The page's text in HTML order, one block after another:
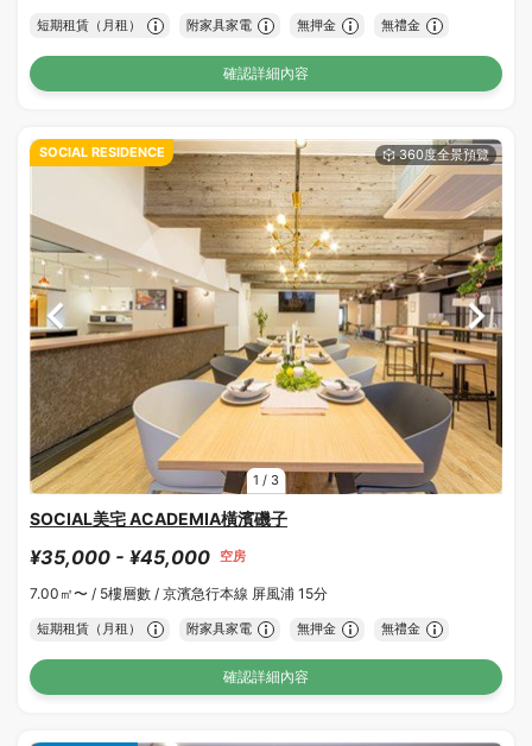
短期租賃（月租） 附家具家電 無押金 無禮金
確認詳細內容
1 / 3
SOCIAL RESIDENCE
SOCIAL美宅 ACADEMIA橫濱磯子
¥35,000 - ¥45,000 空房
7.00㎡〜 / 5樓層數 / 京濱急行本線 屏風浦 15分
短期租賃（月租） 附家具家電 無押金 無禮金
確認詳細內容